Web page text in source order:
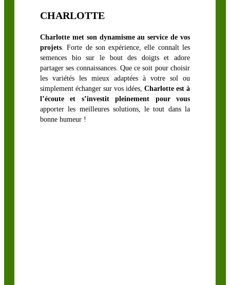
Ray-Grass
Annuel
Ray-Grass
Hybride
Ray-Grass
Italien
biologique
CHARLOTTE
Charlotte met son dynamisme au service de vos
projets . Forte de son expérience, elle connaît les
semences bio sur le bout des doigts et adore
partager ses connaissances. Que ce soit pour choisir
les variétés les mieux adaptées à votre sol ou
simplement échanger sur vos idées, Charlotte est à
l’écoute et s’investit pleinement pour vous
apporter les meilleures solutions, le tout dans la
bonne humeur !